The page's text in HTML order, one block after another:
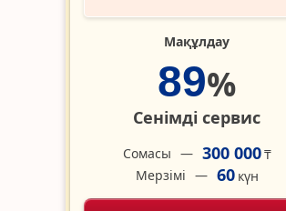
Мақұлдау
89%
Сенімді сервис
Сомасы 300 000₸
Мерзімі
60 күн